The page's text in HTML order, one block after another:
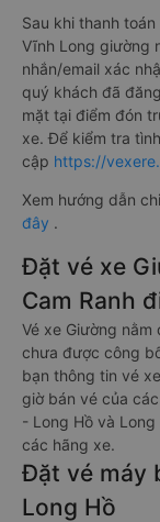
Sau khi thanh
Vĩnh Long giường
nhắn/email xác
quý khách đã
mặt tại điểm đón
xe. Để kiểm tra
cập https://
Xem hướng dẫn
đây .
Đặt vé xe
Cam Ranh
Vé xe Giường
chưa được công
bạn thông tin vé
giờ bán vé của
- Long Hồ và
các hãng xe.
Đặt vé máy
Long Hồ